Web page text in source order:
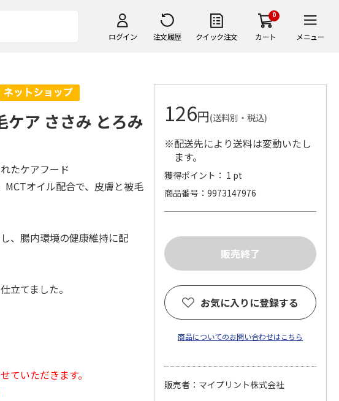
ログイン 注文履歴 クイック注文
0
カート メニュー
ケア ささみ とろみ
たケアフード
MCTオイル配合で、皮膚と被毛
、腸内環境の健康維持に配
立てました。
ていただきます。
126円(送料別・税込)
※配送先により送料は変動いたし
ます。
獲得ポイント： 1 pt
商品番号
9973147976
お気に入りに登録する
商品についてのお問い合わせはこちら
販売者：マイプリント株式会社